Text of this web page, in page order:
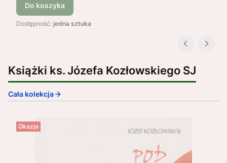
Do koszyka
Dostępność: jedna sztuka
Książki ks. Józefa Kozłowskiego SJ
Cała kolekcja
Okazja